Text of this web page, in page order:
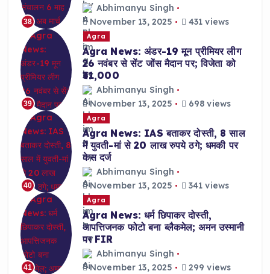
38
Abhimanyu Singh
November 13, 2025
431 views
39
Agra
Agra News: अंडर-19 मून प्रीमियर लीग
26 नवंबर से सेंट जोंस मैदान पर; विजेता को
₹31,000
Abhimanyu Singh
November 13, 2025
698 views
40
Agra
Agra News: IAS बताकर दोस्ती, 8 साल
में युवती-मां से 20 लाख रुपये ठगे; धमकी पर
केस दर्ज
Abhimanyu Singh
November 13, 2025
341 views
41
Agra
Agra News: धर्म छिपाकर दोस्ती,
आपत्तिजनक फोटो बना ब्लैकमेल; अमन उस्मानी
पर FIR
Abhimanyu Singh
November 13, 2025
299 views